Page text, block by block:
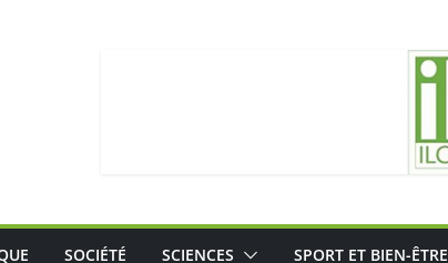
SOCIÉTÉ SCIENCES SPORT ET BIEN-ÊTRE